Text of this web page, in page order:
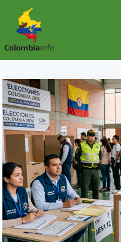
Doorgaan
naar
inhoud